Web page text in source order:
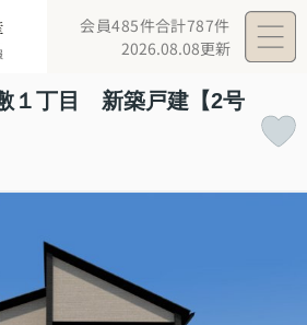
会員485件合計787件
2026.08.08更新
１丁目 新築戸建【2号